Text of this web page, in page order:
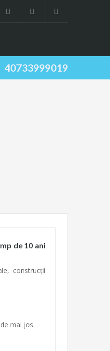
40733999019
de 10 ani
construcții
mai jos.